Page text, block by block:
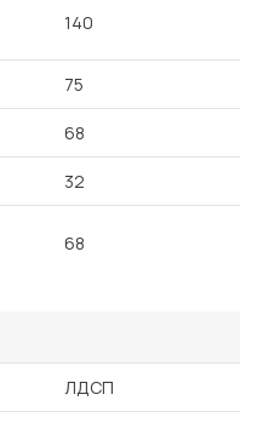
140
75
68
32
68
ЛДСП